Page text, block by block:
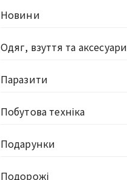
Новини
Одяг, взуття та аксесуари
Паразити
Побутова техніка
Подарунки
Подорожі